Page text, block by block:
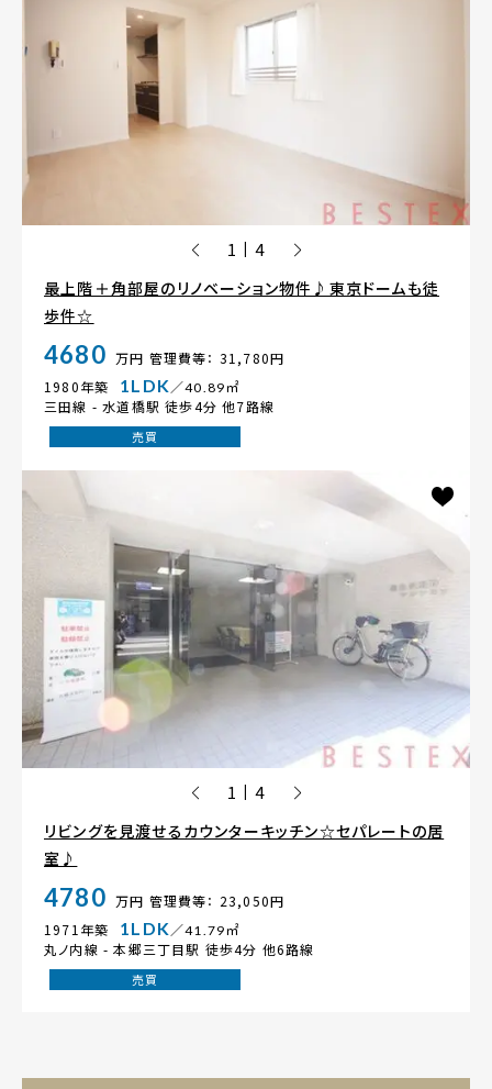
1 | 4
最上階＋角部屋のリノベーション物件♪東京ドームも徒
歩件☆
4680 万円 管理費等： 31,780円
1980年築
1LDK／40.89㎡
三田線 -水道橋駅 徒歩4分 他7路線
売買
1 | 4
リビングを見渡せるカウンターキッチン☆セパレートの居
室♪
4780 万円 管理費等： 23,050円
1971年築
1LDK／41.79㎡
丸ノ内線 -本郷三丁目駅 徒歩4分 他6路線
売買